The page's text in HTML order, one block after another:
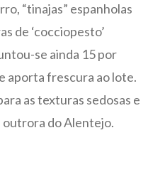
“tinajas” espanholas
de ‘cocciopesto’
se ainda 15 por
aporta frescura ao lote.
as texturas sedosas e
outrora do Alentejo.